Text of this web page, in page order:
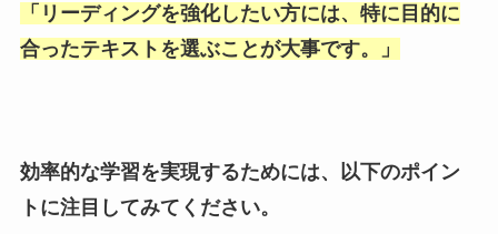
「 リーディングを強化したい方には、特に目的に
合ったテキストを選ぶことが大事です。
」
効率的な学習を実現するためには、以下のポイン
トに注目してみてください。